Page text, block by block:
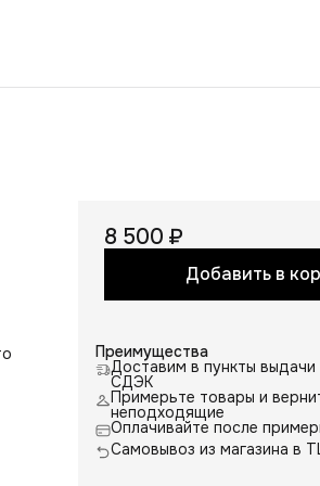
8 500 ₽
Добавить в
Преимущества
Доставим в пункты
СДЭК
Примерьте товары и
неподходящие
Оплачивайте после
Самовывоз из магазина в